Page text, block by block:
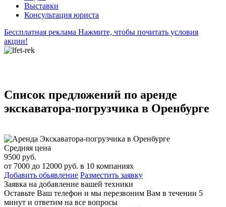
Выставки
Консультация юриста
Бессплатная реклама Нажмите, чтобы почитать условия
акции!
Список предложений по аренде
экскаватора-погрузчика в Оренбурге
Средняя цена
9500 руб.
от 7000 до 12000 руб. в 10 компаниях
Добавить обьявление Разместить заявку
Заявка на добавление вашей техники
Оставьте Ваш телефон и мы перезвоним Вам в течении 5
минут и ответим на все вопросы